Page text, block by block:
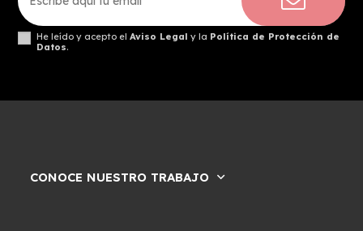
He leído y acepto elAviso Legal y la Política de Protección de
Datos.
CONOCE NUESTRO TRABAJO